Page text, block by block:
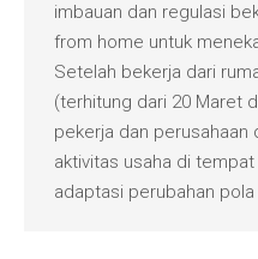
imbauan dan regulasi
from home untuk
Setelah bekerja dari
(terhitung dari 20 Maret
pekerja dan perusahaan
aktivitas usaha di
adaptasi perubahan